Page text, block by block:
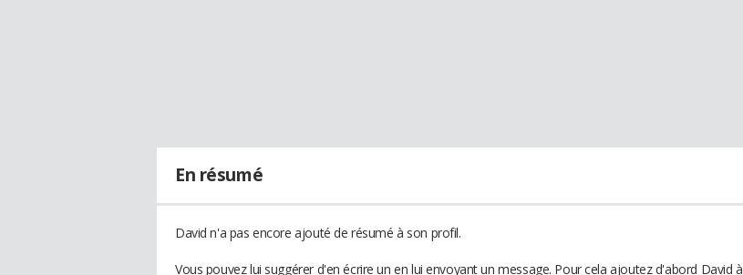
En résumé
David n'a pas encore ajouté de résumé à son profil.
Vous pouvez lui suggérer d'en écrire un en lui envoyant un message. Pour cela ajoutez d'abord David à